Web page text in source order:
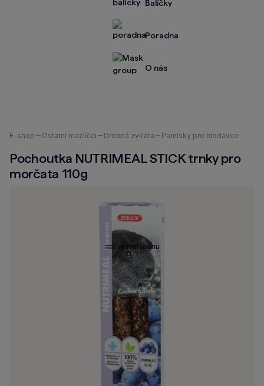
Balíčky
Poradna
O nás
Hlavní menu
Nacházíte
zde:
E-shop Ostatní mazlíčci Drobná zvířata Pamlsky pro hlodavce
Pochoutka NUTRIMEAL STICK trnky pro
morčata 110g